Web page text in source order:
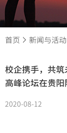
首页 新闻与活动
校企携手，共
高峰论坛在贵
2020-08-12